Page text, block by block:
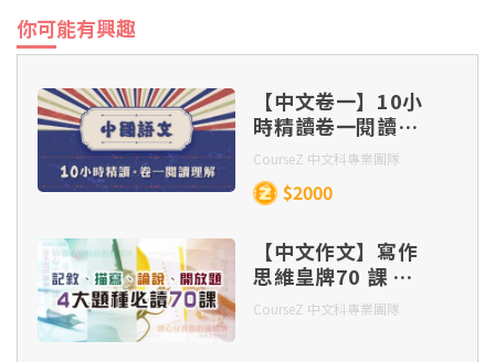
industrial processes
1B. Production of vitamin C
2. Summary
2A. Rate equation
課堂 內容
1. Summary
1AI. Detecting the presence of ionic species
(I)
1AII. Detecting the presence of ionic species
(II)
你可能有興趣
【中文卷一】10小
時精讀卷一閱讀理
解
CourseZ 中文科專業團隊
$2000
【中文作文】寫作
思維皇牌70 課 –
記敘、描寫、 論
CourseZ 中文科專業團隊